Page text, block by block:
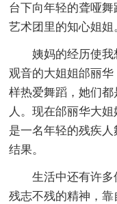
台下向年轻的聋哑
艺术团里的知心姐姐
姨妈的经历使
观音的大姐姐邰丽
样热爱舞蹈，她们
人。现在邰丽华大
是一名年轻的残疾
结果。
生活中还有许
残志不残的精神，